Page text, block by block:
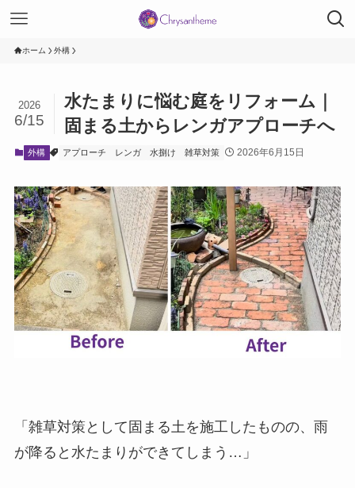
ホーム 外構
水たまりに悩む庭をリフォーム｜
固まる土からレンガアプローチへ
2026
6/15
外構 アプローチ レンガ 水捌け 雑草対策 2026年6月15日
「雑草対策として固まる土を施工したものの、雨
が降ると水たまりができてしまう…」